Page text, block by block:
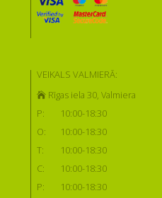
VEIKALS VALMIERĀ:
Rīgas iela 30, Valmiera
P:
10:00-18:30
O:
10:00-18:30
T:
10:00-18:30
C:
10:00-18:30
P:
10:00-18:30